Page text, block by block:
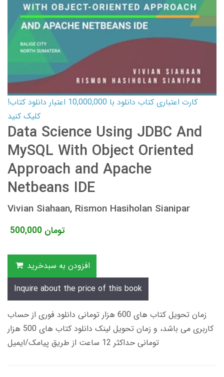
کارت اعتباری کتاب دانلود با 10,000,000 اعتبار دانلود کتاب!
کلیک کنید
Data Science Using JDBC And
MySQL With Object Oriented
Approach and Apache
Netbeans IDE
Vivian Siahaan, Rismon Hasiholan Sianipar
500,000 تومان
افزودن به سبدخرید
Inquire about the price of this book
زمان تحویل کتاب های 600 هزار تومانی دانلود فوری از حساب
کاربری می باشد، و زمان تحویل لینک دانلود کتاب های 500 هزار
تومانی حداکثر 12 ساعت از طریق پیامک/ایمیل